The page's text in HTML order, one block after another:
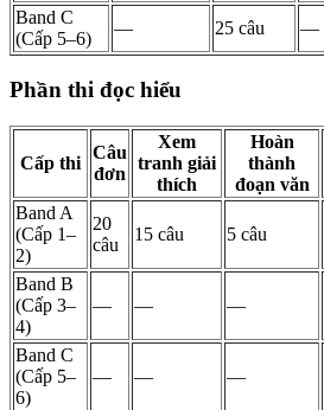
Band C
(Cấp 5–6)
— 25 câu —
Phần thi đọc hiểu
Cấp thi
Câu
đơn
Xem
tranh giải
thích
Hoàn
thành
đoạn văn
Band A
(Cấp 1–
2)
20
câu
15 câu 5 câu
Band B
(Cấp 3–
4)
— — —
Band C
(Cấp 5–
6)
— — —